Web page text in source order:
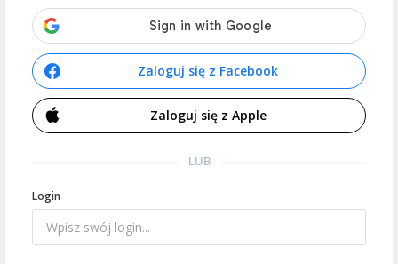
Zaloguj się z Facebook
Zaloguj się z Apple
LUB
Login